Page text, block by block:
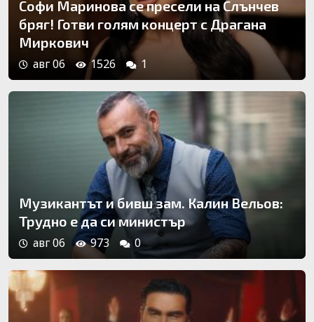
Софи Маринова се пресели на Слънчев
бряг! Готви голям концерт с Драгана
Миркович
авг 06 1526 1
Музикантът и бивш зам. Калин Вельов:
Трудно е да си министър
авг 06 973 0